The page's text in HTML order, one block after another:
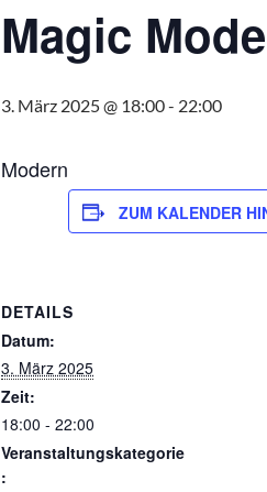
Magic
3. März 2025 @ 18:00- 22:00
Modern
ZUM KALENDER
DETAILS
Datum:
3. März 2025
Zeit:
18:00 - 22:00
Veranstaltungskategorie
: